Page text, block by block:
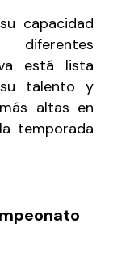
capacidad
está lista
talento y
altas en
temporada